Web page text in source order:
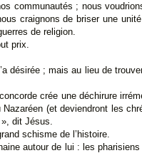
communautés ; nous
craignons de briser une
de religion.
prix.
désirée ; mais au lieu de
crée une déchirure
(et deviendront les
dit Jésus.
schisme de l’histoire.
autour de lui : les